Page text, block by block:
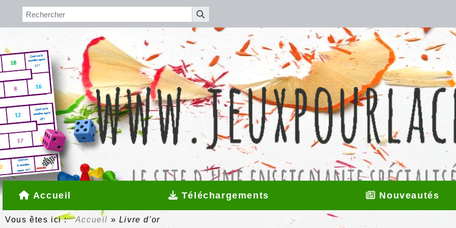
Accueil Téléchargements Nouveautés
Vous êtes ici :Accueil » Livre d'or